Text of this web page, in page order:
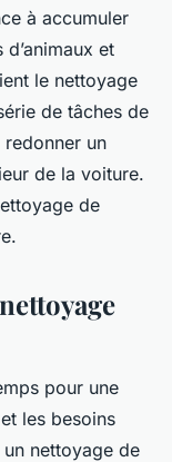
:
à l'aide
à accumuler
et
le nettoyage
de tâches de
redonner un
de la voiture.
de
pour une
les besoins
nettoyage de